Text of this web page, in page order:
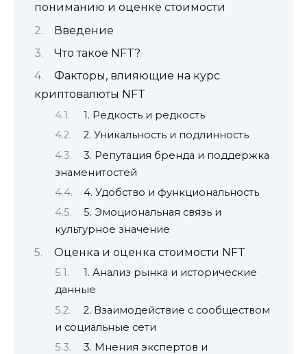
пониманию и оценке стоимости
Введение
Что такое NFT?
Факторы, влияющие на курс
криптовалюты NFT
1. Редкость и редкость
2. Уникальность и подлинность
3. Репутация бренда и поддержка
знаменитостей
4. Удобство и функциональность
5. Эмоциональная связь и
культурное значение
Оценка и оценка стоимости NFT
1. Анализ рынка и исторические
данные
2. Взаимодействие с сообществом
и социальные сети
3. Мнения экспертов и